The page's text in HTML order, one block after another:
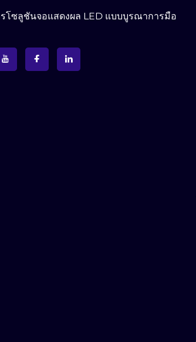
โซลูชันจอแสดงผล LED แบบบูรณาการมือ